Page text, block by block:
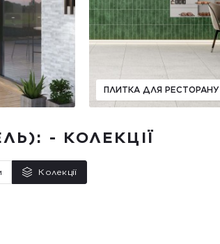
ПЛИТКА ДЛЯ РЕСТОРАНУ
- КОЛЕКЦІЇ
Колекції